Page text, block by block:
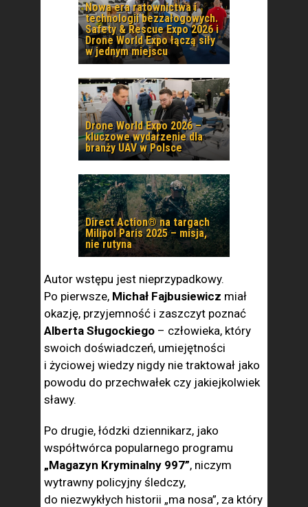
Nowa era ratownictwa i
technologii bezzałogowych.
Safety & Rescue Expo 2026 i
Drone World Expo łączą siły
w jednym miejscu
Drone World Expo 2026 –
kluczowe wydarzenie dla
branży UAV w Polsce
Direct Action® na targach
Milipol Paris 2025 – misja,
nie rutyna
Autor wstępu jest nieprzypadkowy.
Po pierwsze, Michał Fajbusiewicz miał
okazję, przyjemność i zaszczyt poznać
Alberta Sługockiego – człowieka, który
swoich doświadczeń, umiejętności
i życiowej wiedzy nigdy nie traktował jako
powodu do przechwałek czy jakiejkolwiek
sławy.
Po drugie, łódzki dziennikarz, jako
współtwórca popularnego programu
„Magazyn Kryminalny 997”, niczym
wytrawny policyjny śledczy,
do niezwykłych historii „ma nosa”, za który